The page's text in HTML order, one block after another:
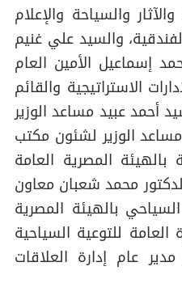
والسياحة والإعلام
والسيد علي غنيم
إسماعيل الأمين العام
الاستراتيجية والقائم
أحمد عبيد مساعد الوزير
الوزير لشئون مكتب
بالهيئة المصرية العامة
محمد شعبان معاون
بالهيئة المصرية
للتوعية السياحية
عام إدارة العلاقات